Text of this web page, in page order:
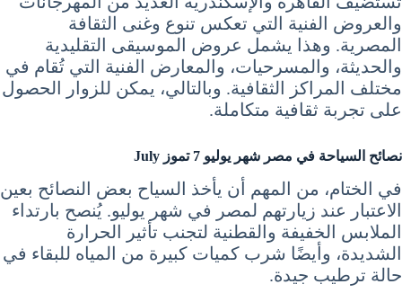
والعروض الفنية التي تعكس تنوع وغنى الثقافة
المصرية. وهذا يشمل عروض الموسيقى التقليدية
والحديثة، والمسرحيات، والمعارض الفنية التي تُقام في
مختلف المراكز الثقافية. وبالتالي، يمكن للزوار الحصول
على تجربة ثقافية متكاملة.
نصائح السياحة في مصر شهر يوليو 7 تموز July
في الختام، من المهم أن يأخذ السياح بعض النصائح بعين
الاعتبار عند زيارتهم لمصر في شهر يوليو. يُنصح بارتداء
الملابس الخفيفة والقطنية لتجنب تأثير الحرارة
الشديدة، وأيضًا شرب كميات كبيرة من المياه للبقاء في
حالة ترطيب جيدة.